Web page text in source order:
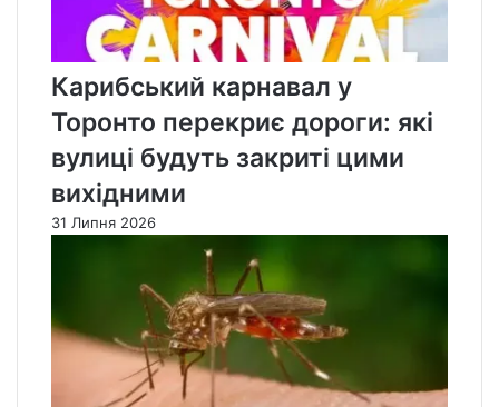
Карибський карнавал у
Торонто перекриє дороги: які
вулиці будуть закриті цими
вихідними
31 Липня 2026